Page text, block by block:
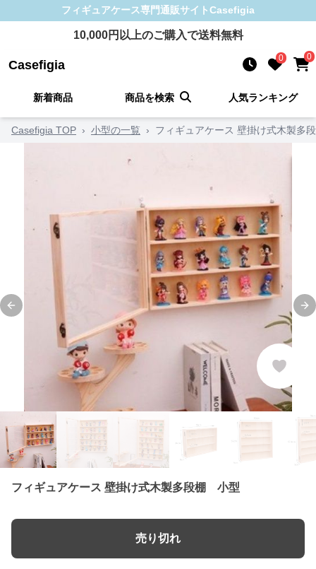
フィギュアケース専門通販サイトCasefigia
10,000円以上のご購入で送料無料
Casefigia 0 0
新着商品 商品を検索 人気ランキング
Casefigia TOP › 小型の一覧 › フィギュアケース 壁掛け式木製多
Previous slide
フィギュアケース 壁掛け式木製多段棚 小型
売り切れ